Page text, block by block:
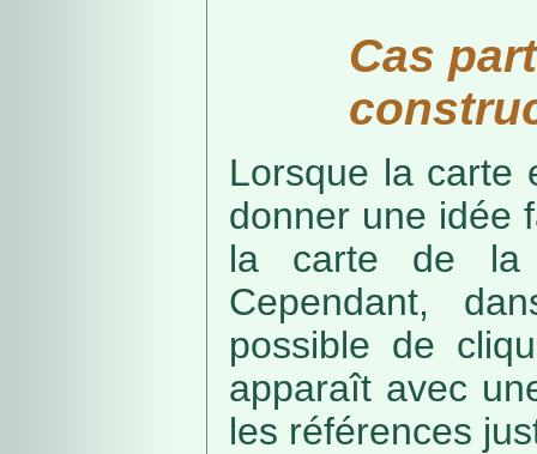
Cas
Lorsque la carte
donner une idée
la carte de la
Cependant,
possible de
apparaît avec
les références